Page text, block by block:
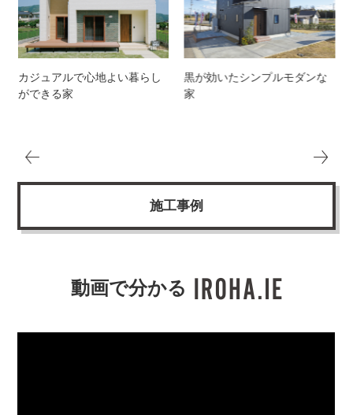
黒が効いたシンプルモダンな
家
勾配天井でLDKに光が広がる
開放感のある平屋
施工事例
動画で分かる